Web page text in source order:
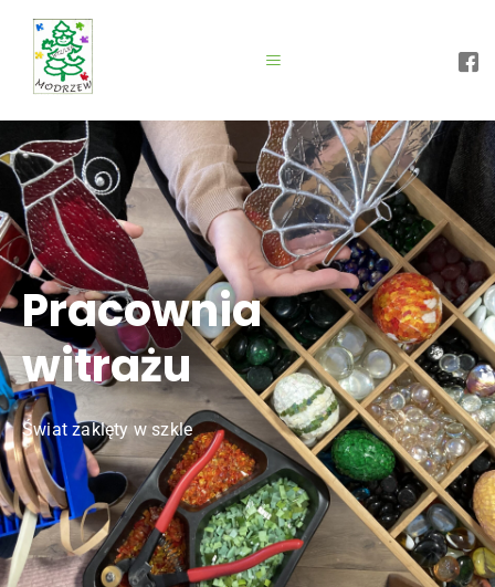
Pracownia
witrażu
Świat zaklęty w szkle